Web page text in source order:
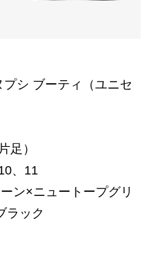
シ ブーティ（ユニセ
足）
、11
ン×ニュートープグリ
ラック